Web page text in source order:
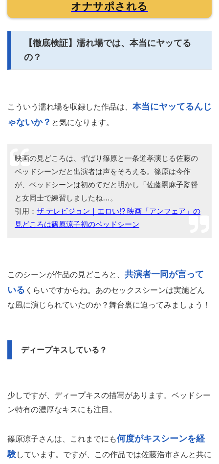
オナサポされる
【徹底検証】濡れ場では、本当にヤッてる
の？
こういう濡れ場を収録した作品は、 本当にヤッてるんじ
ゃないか？ と気になります。
映画の見どころは、ずばり篠原と一条道孝演じる佐藤の
ベッドシーンだと出演者は声をそろえる。篠原は今作
が、ベッドシーンは初めてだと明かし「佐藤嗣麻子監督
と女同士で練習しましたね…。
引用： ザ テレビジョン｜エロい!? 映画「アンフェア」の
見どころは篠原涼子初のベッドシーン
このシーンが作品の見どころと、 共演者一同が言って
いる くらいですからね。あのセックスシーンは実施どん
な風に演じられていたのか？舞台裏に迫ってみましょう！
ディープキスしている？
少しですが、ディープキスの描写があります。ベッドシー
ン特有の濃厚なキスにも注目。
篠原涼子さんは、これまでにも何度がキスシーンを経
験しています。ですが、この作品では佐藤浩市さんと共に